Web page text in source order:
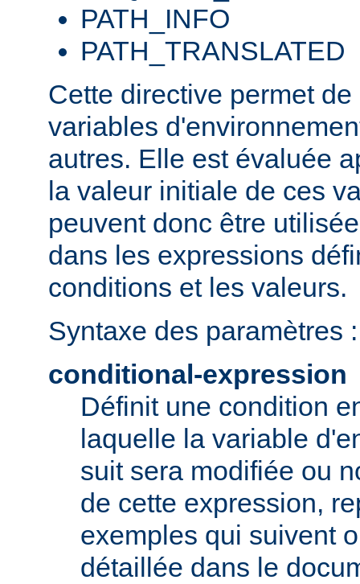
PATH_INFO
PATH_TRANSLATED
Cette directive permet
variables
autres. Elle est évaluée
la valeur initiale de ces
peuvent donc être
dans les expressions
conditions et les valeurs.
Syntaxe des paramètres :
conditional-expression
Définit une condition
laquelle la variable
suit sera modifiée ou
de cette expression,
exemples qui suivent
détaillée dans le